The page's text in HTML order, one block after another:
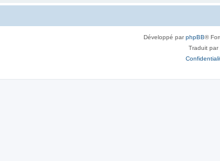
Développé parphpBB®
Traduit par